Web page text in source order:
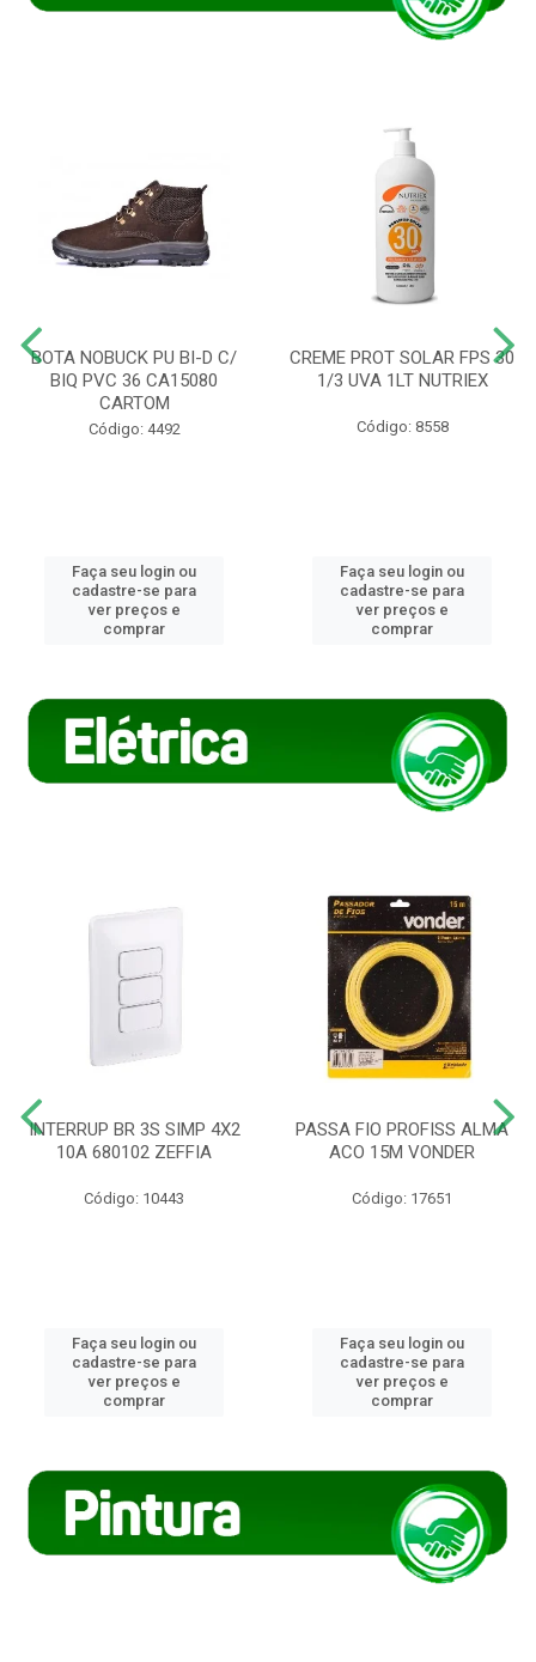
BOTA NOBUCK PU BI-D C/
BIQ PVC 36 CA15080
CARTOM
Código: 4492
Faça seu login ou
cadastre-se para
ver preços e
comprar
CREME PROT SOLAR FPS 30
1/3 UVA 1LT NUTRIEX
Código: 8558
Faça seu login ou
cadastre-se para
ver preços e
comprar
INTERRUP BR 3S SIMP 4X2
10A 680102 ZEFFIA
Código: 10443
Faça seu login ou
cadastre-se para
ver preços e
comprar
PASSA FIO PROFISS ALMA
ACO 15M VONDER
Código: 17651
Faça seu login ou
cadastre-se para
ver preços e
comprar